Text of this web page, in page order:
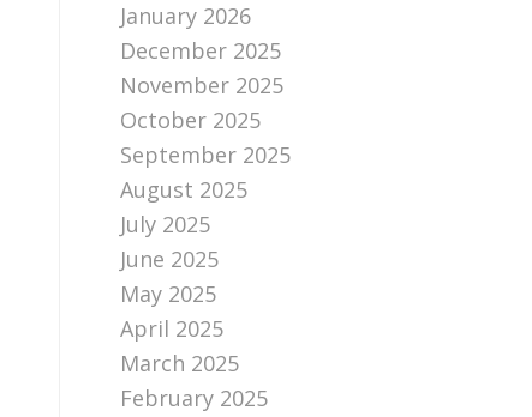
January 2026
December 2025
November 2025
October 2025
September 2025
August 2025
July 2025
June 2025
May 2025
April 2025
March 2025
February 2025